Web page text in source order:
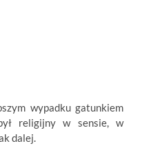
wypadku gatunkiem
religijny w sensie, w
dalej.